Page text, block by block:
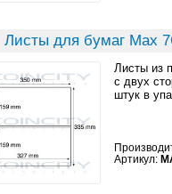
Листы для бумаг Max
Листы из
с двух
штук в
Артикул: